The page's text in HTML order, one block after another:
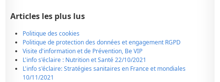
Articles les plus lus
Politique des cookies
Politique de protection des données et engagement RGPD
Visite d'information et de Prévention, Be VIP
L'info s'éclaire : Nutrition et Santé 22/10/2021
L'info s'éclaire: Stratégies sanitaires en France et mondiales
10/11/2021